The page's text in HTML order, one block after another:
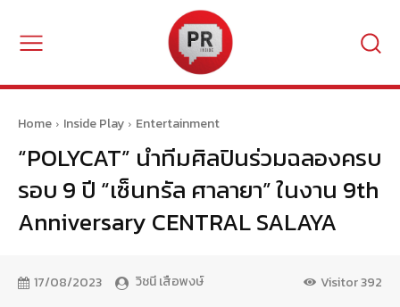
Home Inside Play Entertainment
“POLYCAT” นำทีมศิลปินร่วมฉลองครบ
รอบ 9 ปี “เซ็นทรัล ศาลายา” ในงาน 9th
Anniversary CENTRAL SALAYA
17/08/2023 วิชนี เสือพงษ์ Visitor392